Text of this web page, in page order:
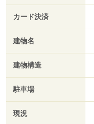
カード決済
建物名
建物構造
駐車場
現況